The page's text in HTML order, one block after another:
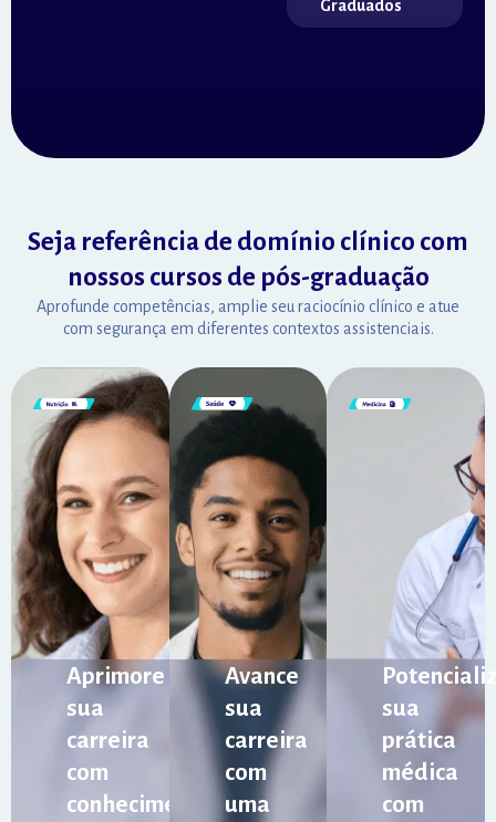
Graduados
Seja referência de domínio clínico com
nossos cursos de pós-graduação
Aprofunde competências, amplie seu raciocínio clínico e atue
com segurança em diferentes contextos assistenciais.
Aprimore
sua
carreira
com
conhecimentos
Avance
sua
carreira
com
uma
sua
prática
médica
com